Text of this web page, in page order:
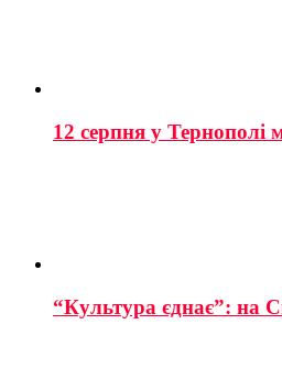
12 серпня у Тернополі
“Культура єднає”: на